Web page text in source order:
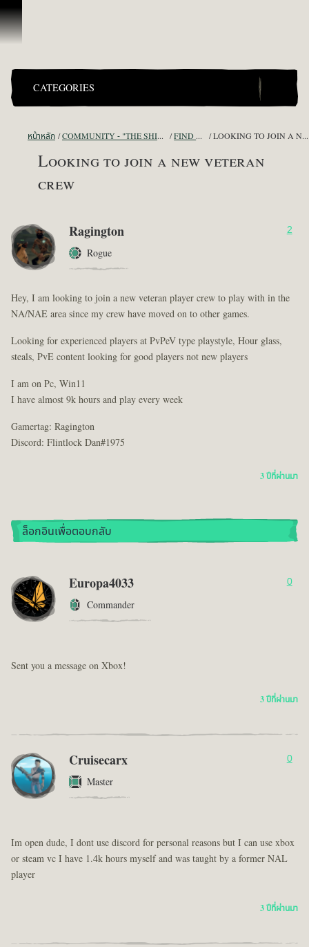
ข้ามไปที่คอนเทนต์
CATEGORIES
หน้าหลัก COMMUNITY - "THE SHIPMATES' QUARTERS" FIND A CREW! LOOKING TO JOIN A NEW VETERAN CREW
Looking to join a new veteran
crew
Ragington
Rogue
2
Hey, I am looking to join a new veteran player crew to play with in the
NA/NAE area since my crew have moved on to other games.
Looking for experienced players at PvPeV type playstyle, Hour glass,
steals, PvE content looking for good players not new players
I am on Pc, Win11
I have almost 9k hours and play every week
Gamertag: Ragington
Discord: Flintlock Dan#1975
3 ปีที่ผ่านมา
ล็อกอินเพื่อตอบกลับ
Europa4033
Commander
0
Sent you a message on Xbox!
3 ปีที่ผ่านมา
Cruisecarx
Master
0
Im open dude, I dont use discord for personal reasons but I can use xbox
or steam vc I have 1.4k hours myself and was taught by a former NAL
player
3 ปีที่ผ่านมา